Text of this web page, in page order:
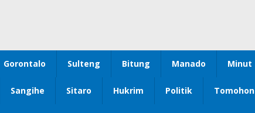
Gorontalo Sulteng Bitung Manado Minut
Sangihe Sitaro Hukrim Politik Tomohon